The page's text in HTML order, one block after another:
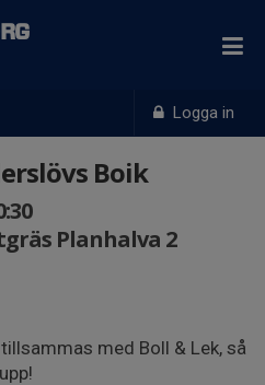
Logga in
Boik
Planhalva 2
med Boll & Lek, så